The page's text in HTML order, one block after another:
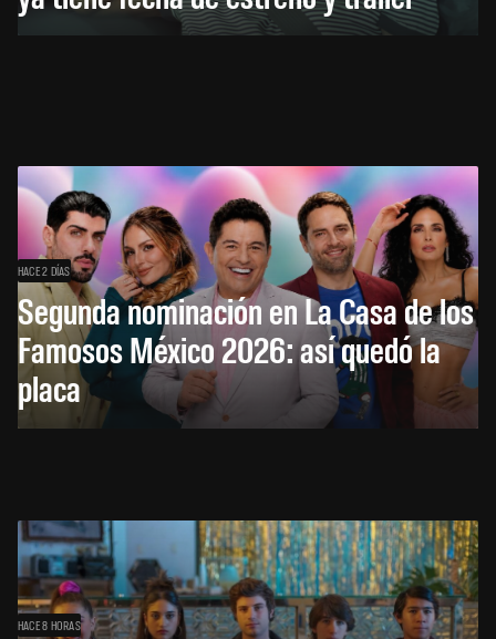
HACE 2 DÍAS
Segunda nominación en La Casa de los
Famosos México 2026: así quedó la
placa
HACE 8 HORAS